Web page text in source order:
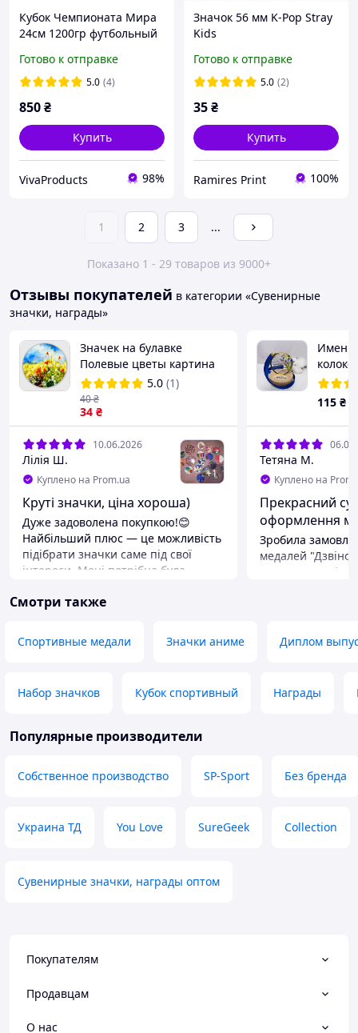
Кубок Чемпионата Мира
24см 1200гр футбольный
Готово к отправке
5.0 (4)
850₴
Купить
VivaProducts 98%
Значок 56 мм K-Pop Stray
Kids
Готово к отправке
5.0 (2)
35₴
Купить
Ramires Print 100%
1 2 3 ...
Показано 1 - 29 товаров из 9000+
Отзывы покупателей в категории «Сувенирные
значки, награды»
Значек на булавке
Полевые цветы картина
маслом (58 мм)
5.0 (1)
34 ₴
40₴
10.06.2026
Лілія Ш.
Куплено на Prom.ua +1
Круті значки, ціна хороша)
Дуже задоволена покупкою!😊
Найбільший плюс — це можливість
підібрати значки саме під свої
інтереси. Мені потрібна була
вразив: тут і яскраві кольорові
абстракція. ​Наживо вони
виглядають ще крутіше, ніж на
гарно переливається на світлі.
свою міні-колекцію. Однозначно
рекомендую!
Яскравий дизайн
115 ₴
Тетяна М.
Куплено на
Прекрасний
оформлення
Зробила
медалей
чотирьох видів
макети.
працівникам за
замовленння.
Недостатки
Не виявлені.
Смотри также
Спортивные медали Значки аниме Диплом
Набор значков Кубок спортивный Награды
Популярные производители
Собственное производство SP-Sport Без бренда
Украина ТД You Love SureGeek Collection
Сувенирные значки, награды оптом
Покупателям
Продавцам
О нас